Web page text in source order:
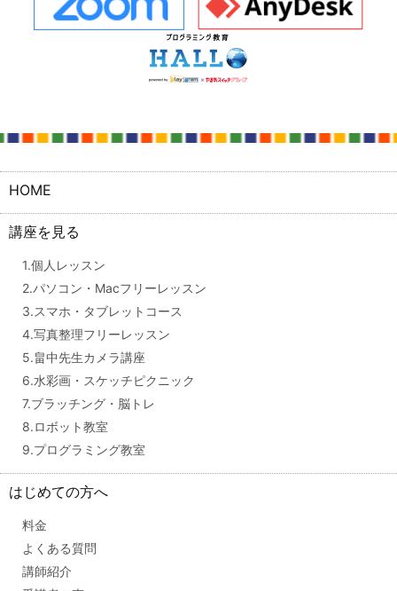
HOME
講座を見る
1.個人レッスン
2.パソコン・Macフリーレッスン
3.スマホ・タブレットコース
4.写真整理フリーレッスン
5.畠中先生カメラ講座
6.水彩画・スケッチピクニック
7.ブラッチング・脳トレ
8.ロボット教室
9.プログラミング教室
はじめての方へ
料金
よくある質問
講師紹介